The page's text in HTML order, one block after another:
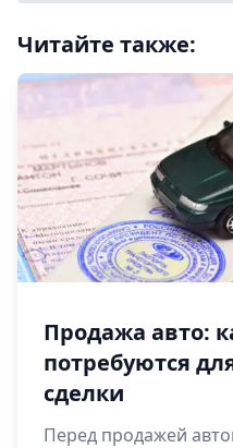
Читайте также:
Продажа авто:
потребуются
сделки
Перед продажей